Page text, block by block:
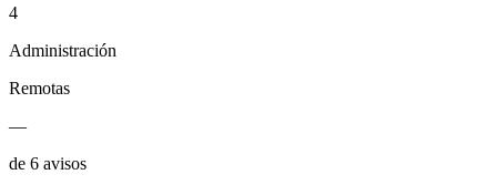
4
Administración
Remotas
—
de 6 avisos